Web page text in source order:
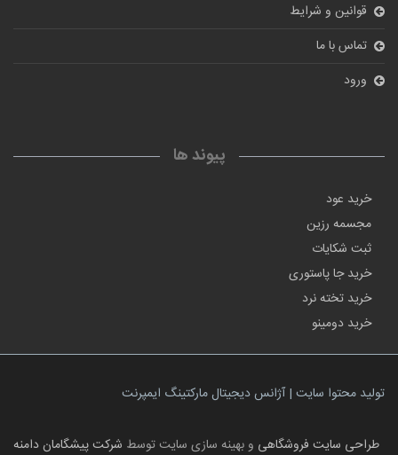
قوانین و شرایط
تماس با ما
ورود
پیوند ها
خرید عود
مجسمه رزین
ثبت شکایات
خرید جا پاستوری
خرید تخته نرد
خرید دومینو
تولید محتوا سایت | آژانس دیجیتال مارکتینگ ایمپرنت
طراحی سایت فروشگاهی و بهینه سازی سایت توسط شرکت پیشگامان دامنه